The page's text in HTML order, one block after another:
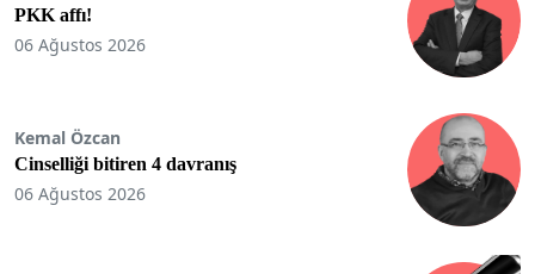
PKK affı!
06 Ağustos 2026
Kemal Özcan
Cinselliği bitiren 4 davranış
06 Ağustos 2026